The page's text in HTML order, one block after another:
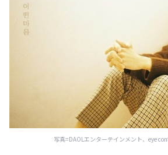
写真=DAOLエンターテインメント、eye